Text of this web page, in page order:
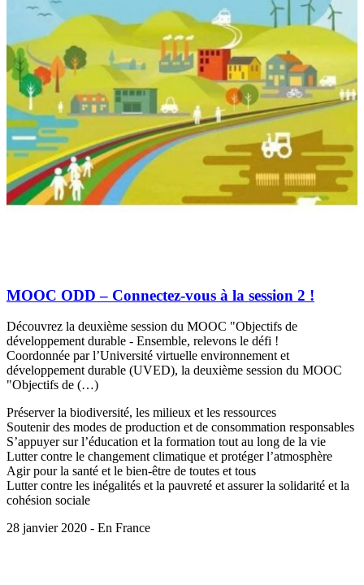
MOOC ODD – Connectez-vous à la session 2 !
Découvrez la deuxième session du MOOC "Objectifs de
développement durable - Ensemble, relevons le défi !
Coordonnée par l’Université virtuelle environnement et
développement durable (UVED), la deuxième session du MOOC
"Objectifs de (…)
Préserver la biodiversité, les milieux et les ressources
Soutenir des modes de production et de consommation responsables
S’appuyer sur l’éducation et la formation tout au long de la vie
Lutter contre le changement climatique et protéger l’atmosphère
Agir pour la santé et le bien-être de toutes et tous
Lutter contre les inégalités et la pauvreté et assurer la solidarité et la
cohésion sociale
28 janvier 2020 - En France